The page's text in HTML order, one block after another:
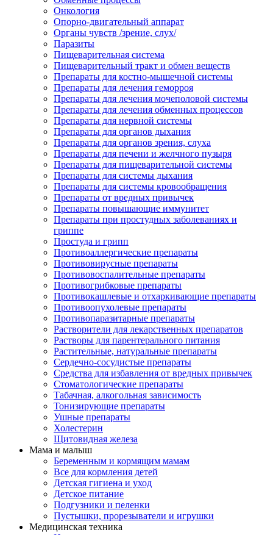
Онкология
Опорно-двигательный аппарат
Органы чувств /зрение, слух/
Паразиты
Пищеварительная система
Пищеварительный тракт и обмен веществ
Препараты для костно-мышечной системы
Препараты для лечения геморроя
Препараты для лечения мочеполовой системы
Препараты для лечения обменных процессов
Препараты для нервной системы
Препараты для органов дыхания
Препараты для органов зрения, слуха
Препараты для печени и желчного пузыря
Препараты для пищеварительной системы
Препараты для системы дыхания
Препараты для системы кровообращения
Препараты от вредных привычек
Препараты повышающие иммунитет
Препараты при простудных заболеваниях и
гриппе
Простуда и грипп
Противоаллергические препараты
Противовирусные препараты
Противовоспалительные препараты
Противогрибковые препараты
Противокашлевые и отхаркивающие препараты
Противоопухолевые препараты
Противопаразитарные препараты
Растворители для лекарственных препаратов
Растворы для парентерального питания
Растительные, натуральные препараты
Сердечно-сосудистые препараты
Средства для избавления от вредных привычек
Стоматологические препараты
Табачная, алкогольная зависимость
Тонизирующие препараты
Ушные препараты
Холестерин
Щитовидная железа
Мама и малыш
Беременным и кормящим мамам
Все для кормления детей
Детская гигиена и уход
Детское питание
Подгузники и пеленки
Пустышки, прорезыватели и игрушки
Медицинская техника